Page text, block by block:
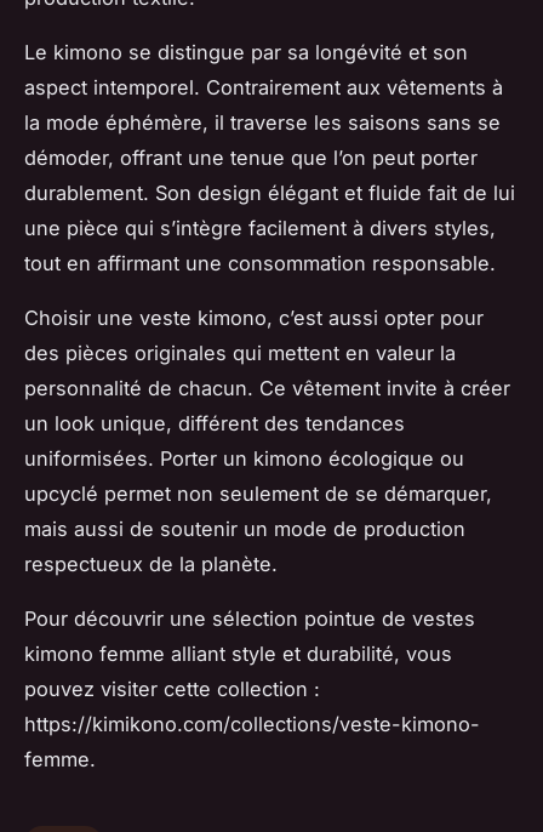
Le kimono se distingue par sa longévité et son
aspect intemporel. Contrairement aux vêtements à
la mode éphémère, il traverse les saisons sans se
démoder, offrant une tenue que l’on peut porter
durablement. Son design élégant et fluide fait de lui
une pièce qui s’intègre facilement à divers styles,
tout en affirmant une consommation responsable.
Choisir une veste kimono, c’est aussi opter pour
des pièces originales qui mettent en valeur la
personnalité de chacun. Ce vêtement invite à créer
un look unique, différent des tendances
uniformisées. Porter un kimono écologique ou
upcyclé permet non seulement de se démarquer,
mais aussi de soutenir un mode de production
respectueux de la planète.
Pour découvrir une sélection pointue de vestes
kimono femme alliant style et durabilité, vous
pouvez visiter cette collection :
https://kimikono.com/collections/veste-kimono-
femme.